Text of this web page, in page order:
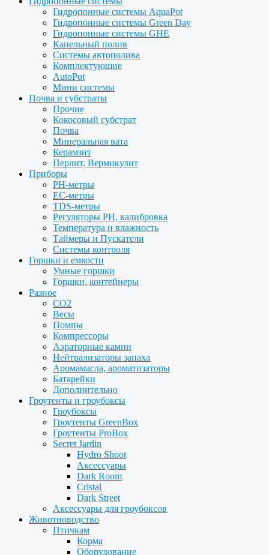
Гидропонные системы AquaPot
Гидропонные системы Green Day
Гидропонные системы GHE
Капельный полив
Системы автополива
Комплектующие
AutoPot
Мини системы
Почва и субстраты
Прочие
Кокосовый субстрат
Почва
Минеральная вата
Керамзит
Перлит, Вермикулит
Приборы
PH-метры
EC-метры
TDS-метры
Регуляторы PH, калибровка
Температура и влажность
Таймеры и Пускатели
Системы контроля
Горшки и емкости
Умные горшки
Горшки, контейнеры
Разное
CO2
Весы
Помпы
Компрессоры
Аэраторные камни
Нейтрализаторы запаха
Аромамасла, ароматизаторы
Батарейки
Дополнительно
Гроутенты и гроубоксы
Гроубоксы
Гроутенты GreenBox
Гроутенты ProBox
Secret Jardin
Hydro Shoot
Аксессуары
Dark Room
Cristal
Dark Street
Аксессуары для гроубоксов
Животноводство
Птичкам
Корма
Оборудование